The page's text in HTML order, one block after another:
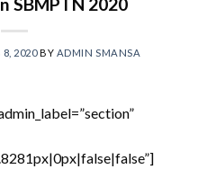
8, 2020BY ADMIN SMANSA